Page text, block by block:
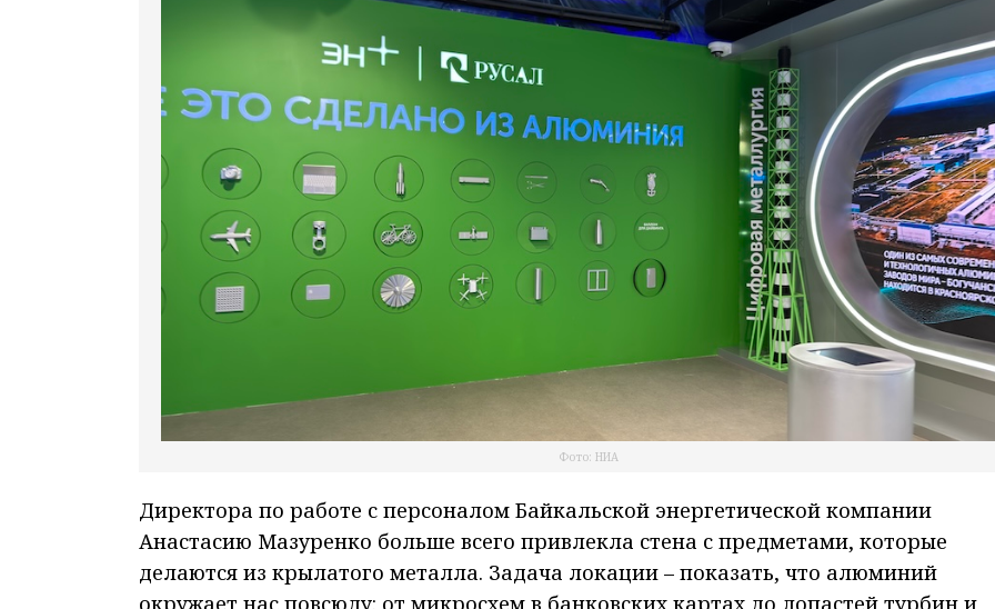
Фото: НИА
Директора по работе с персоналом Байкальской энергетической компании
Анастасию Мазуренко больше всего привлекла стена с предметами, которые
делаются из крылатого металла. Задача локации – показать, что алюминий